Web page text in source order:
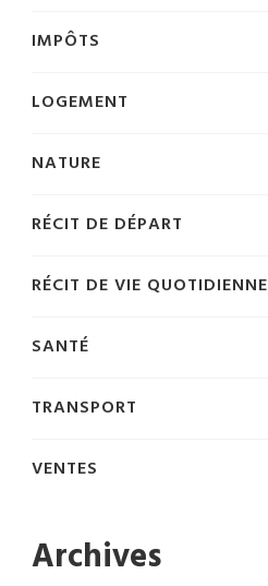
IMPÔTS
LOGEMENT
NATURE
RÉCIT DE DÉPART
RÉCIT DE VIE QUOTIDIENNE
SANTÉ
TRANSPORT
VENTES
Archives